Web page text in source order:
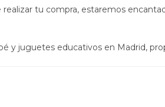
tu compra, estaremos
y juguetes educativos en Madrid,